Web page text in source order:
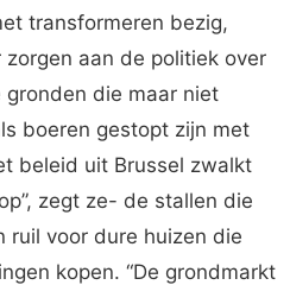
transformeren bezig,
aan de politiek over
die maar niet
boeren gestopt zijn met
beleid uit Brussel zwalkt
zegt ze- de stallen die
ruil voor dure huizen die
kopen. “De grondmarkt